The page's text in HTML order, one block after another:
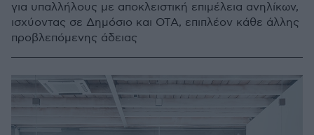
για υπαλλήλους με αποκλειστική επιμέλεια ανηλίκων,
ισχύοντας σε Δημόσιο και ΟΤΑ, επιπλέον κάθε άλλης
προβλεπόμενης άδειας